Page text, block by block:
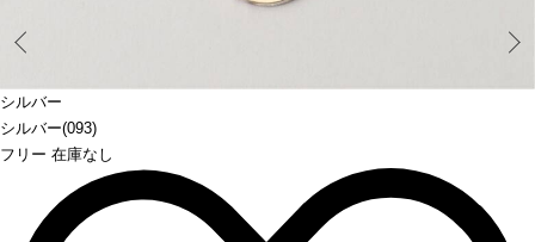
シルバー
シルバー(093)
フリー 在庫なし